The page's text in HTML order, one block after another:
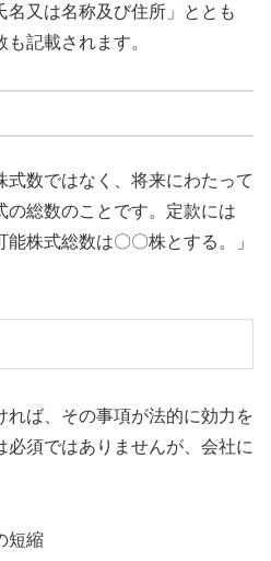
又は名称及び住所」ととも
記載されます。
式数ではなく、将来にわたって
の総数のことです。定款には
株式総数は〇〇株とする。」
れば、その事項が法的に効力を
須ではありませんが、会社に
短縮